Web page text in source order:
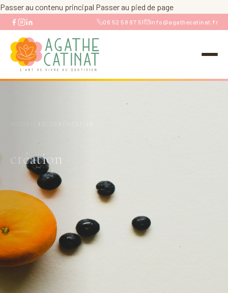
Passer au contenu principal Passer au pied de page
06 52 58 97 51 info@agathecatinat.fr
création